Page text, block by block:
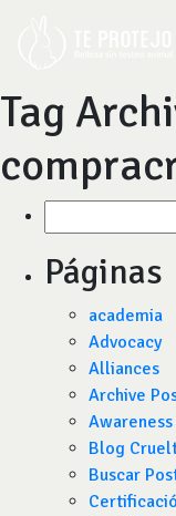
Tag
por:
Páginas
academia
Advocacy
Alliances
Archive
Awareness
Blog
Buscar